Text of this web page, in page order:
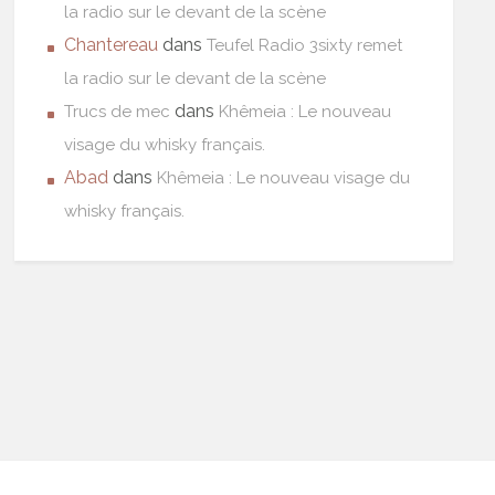
la radio sur le devant de la scène
Chantereau dansTeufel Radio 3sixty remet
la radio sur le devant de la scène
Trucs de mec dans Khêmeia : Le nouveau
visage du whisky français.
Abad dans Khêmeia : Le nouveau visage du
whisky français.